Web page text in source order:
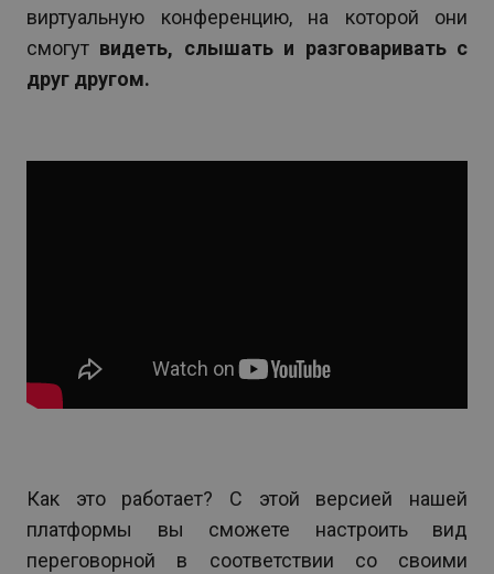
виртуальную конференцию, на которой они
смогут видеть, слышать и разговаривать с
друг другом.
Как это работает? С этой версией нашей
платформы вы сможете настроить вид
переговорной в соответствии со своими